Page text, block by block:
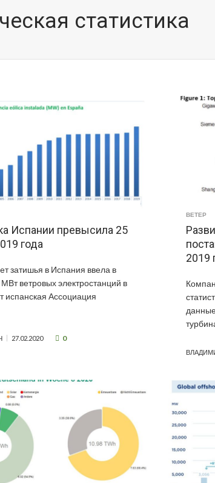
статистика
Испании превысила 25
года
затишья в Испания ввела в
ветровых электростанций в
испанская Ассоциация
27.02.2020 0
ВЕТЕР
2019